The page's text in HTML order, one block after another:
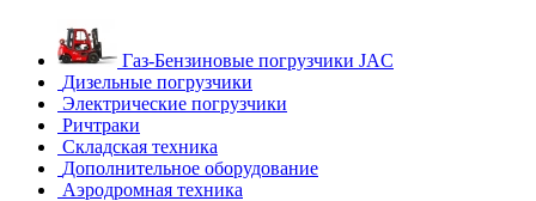
Газ-Бензиновые погрузчики JAC
Дизельные погрузчики
Электрические погрузчики
Ричтраки
Складская техника
Дополнительное оборудование
Аэродромная техника